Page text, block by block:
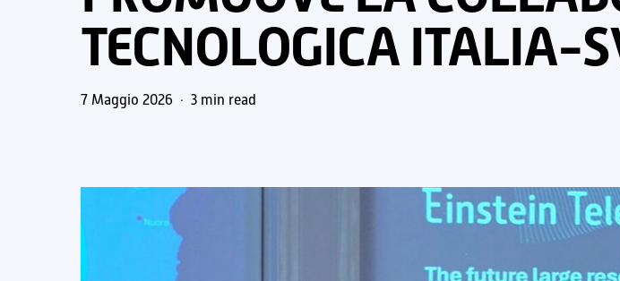
TECNOLOGICA ITALIA-
7 Maggio 2026 3 min read